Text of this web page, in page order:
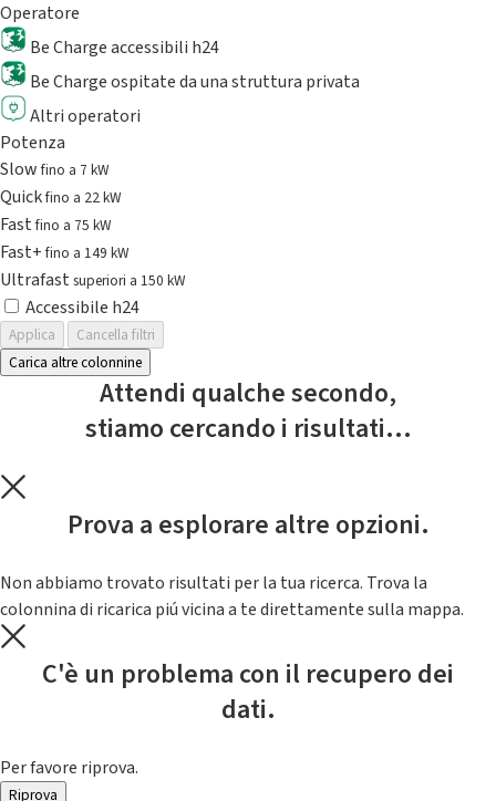
Operatore
Be Charge accessibili h24
Be Charge ospitate da una struttura privata
Altri operatori
Potenza
Slowfino a 7 kW
Quickfino a 22 kW
Fastfino a 75 kW
Fast+fino a 149 kW
Ultrafast superiori a 150 kW
Accessibile h24
Applica
Cancella filtri
Carica altre colonnine
Attendi qualche secondo,
stiamo cercando i risultati...
Prova a esplorare altre opzioni.
Non abbiamo trovato risultati per la tua ricerca. Trova la
colonnina di ricarica piú vicina a te direttamente sulla mappa.
C'è un problema con il recupero dei
dati.
Per favore riprova.
Riprova